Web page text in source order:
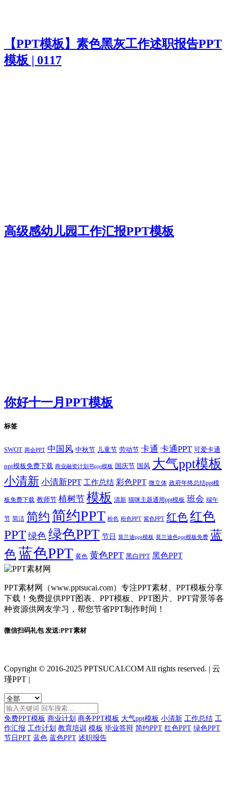
【PPT模板】素色黑灰工作述职报告PPT
模板 | 0117
高级感幼儿园工作汇报PPT模板
你好十一月PPT模板
标签
SWOT 两会PPT 中国风 中秋节 儿童节 劳动节 卡通 卡通PPT 可爱卡通
ppt模板免费下载 商业融资计划书ppt模板 国庆节 国风 大气ppt模板
小清新 小清新PPT 工作总结 彩色PPT 微立体 政府年终总结ppt模
板免费下载 教师节 植树节 模板 清新 猫咪主题通用ppt模板 班会 端午
节 简洁 简约 简约PPT 粉色 粉色PPT 紫色PPT 红色红色
PPT 绿色 绿色PPT 节日 莫兰迪ppt模板 莫兰迪色ppt模板免费 蓝
色蓝色PPT 黄色 黄色PPT 黑白PPT 黑色PPT
PPT素材网（www.pptsucai.com）专注PPT素材、PPT模板分享
下载！免费提供PPT图表、PPT模板、PPT图片、PPT背景等各
种资源供网友学习，帮您节省PPT制作时间！
微信扫码礼包 发送:PPT素材
Copyright © 2016-2025 PPTSUCAI.COM All rights reserved. | 云
瑾PPT |
免费PPT模板 商业计划 商务PPT模板 大气ppt模板 小清新 工作总结 工
作汇报 工作计划 教育培训 模板 毕业答辩 简约PPT 红色PPT 绿色PPT
节日PPT 蓝色 蓝色PPT 述职报告